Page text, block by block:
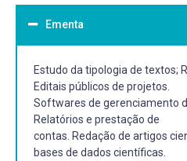
Ementa
Estudo da tipologia de textos;
Editais públicos de projetos.
Softwares de gerenciamento
Relatórios e prestação de
contas. Redação de artigos
bases de dados científicas.